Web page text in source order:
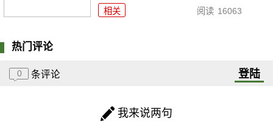
相关 阅读 16063
热门评论
0 条评论 登陆
我来说两句